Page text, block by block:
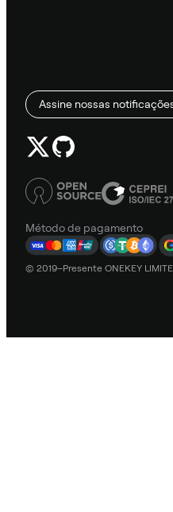
Assine nossas
Método de pagamento
© 2019–Presente ONEKEY